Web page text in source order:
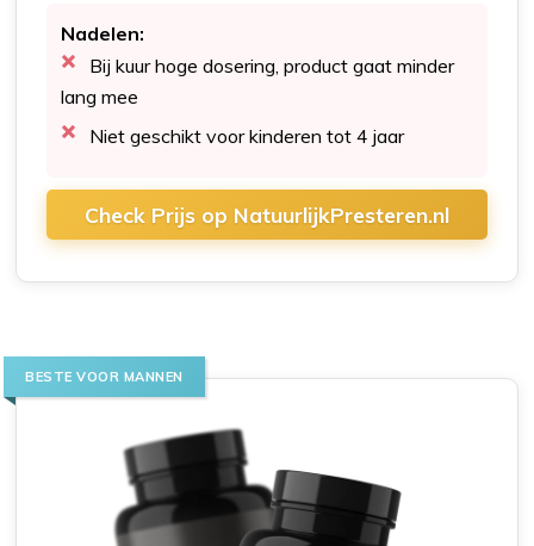
Nadelen:
Bij kuur hoge dosering, product gaat minder
lang mee
Niet geschikt voor kinderen tot 4 jaar
Check Prijs op NatuurlijkPresteren.nl
BESTE VOOR MANNEN